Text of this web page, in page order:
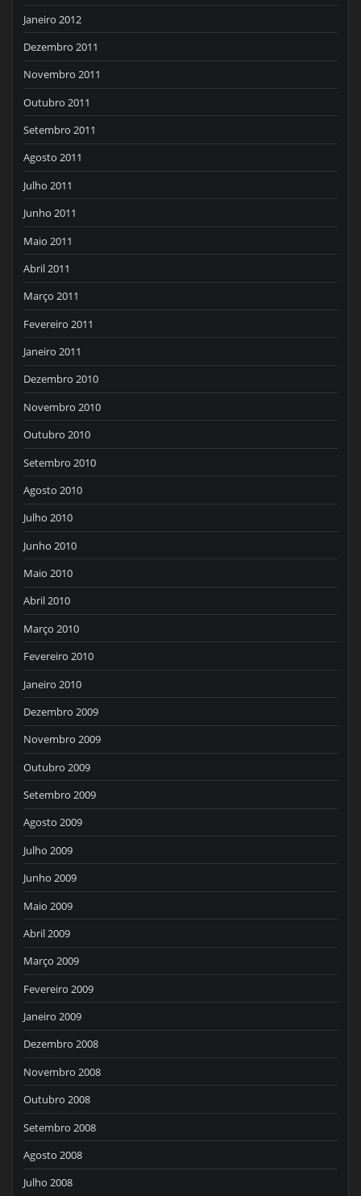
Janeiro 2012
Dezembro 2011
Novembro 2011
Outubro 2011
Setembro 2011
Agosto 2011
Julho 2011
Junho 2011
Maio 2011
Abril 2011
Março 2011
Fevereiro 2011
Janeiro 2011
Dezembro 2010
Novembro 2010
Outubro 2010
Setembro 2010
Agosto 2010
Julho 2010
Junho 2010
Maio 2010
Abril 2010
Março 2010
Fevereiro 2010
Janeiro 2010
Dezembro 2009
Novembro 2009
Outubro 2009
Setembro 2009
Agosto 2009
Julho 2009
Junho 2009
Maio 2009
Abril 2009
Março 2009
Fevereiro 2009
Janeiro 2009
Dezembro 2008
Novembro 2008
Outubro 2008
Setembro 2008
Agosto 2008
Julho 2008